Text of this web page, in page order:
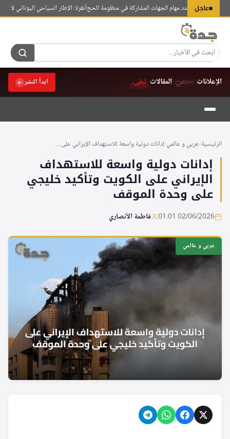
عاجل
الوزراء يحدد مهام الجهات المشاركة في منظومة الحجأنقرة: الإطار السياحي اليوناني لا يُلزم
الإعلانات تختفي.المقالات تبقى. ابدأ النشر
التجاوز
المحتوى
الرئيسية›عربي و عالمي›إدانات دولية واسعة للاستهداف الإيراني على...
إدانات دولية واسعة للاستهداف
الإيراني على الكويت وتأكيد خليجي
على وحدة الموقف
02/06/2026 01:01 فاطمة الأنصاري
عربي و عالمي